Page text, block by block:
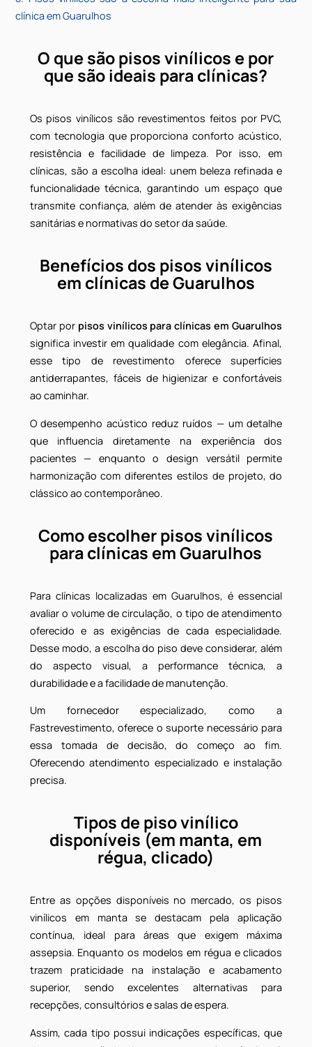
3. Como escolher pisos vinílicos para clínicas em
5. Critérios essenciais para uma escolha técnica e segura
6. Como alinhar o piso ao projeto arquitetônico da clínica
8. Pisos vinílicos são a escolha mais inteligente para
clínica em Guarulhos
O que são pisos vinílicos e por
que são ideais para clínicas?
Os pisos vinílicos são revestimentos feitos por
com tecnologia que proporciona conforto
funcionalidade técnica, garantindo um espaço
transmite confiança, além de atender às
sanitárias e normativas do setor da saúde.
Benefícios dos pisos vinílicos
em clínicas de Guarulhos
Optar porpisos vinílicos para clínicas em
esse tipo de revestimento oferece
antiderrapantes, fáceis de higienizar e
ao caminhar.
O desempenho acústico reduz ruídos — um
que influencia diretamente na experiência
pacientes — enquanto o design versátil
harmonização com diferentes estilos de projeto,
clássico ao contemporâneo.
Como escolher pisos vinílicos
para clínicas em Guarulhos
Para clínicas localizadas em Guarulhos, é
oferecido e as exigências de cada
Desse modo, a escolha do piso deve considerar,
do aspecto visual, a performance técnica,
Um fornecedor especializado, como
Fastrevestimento, oferece o suporte necessário
essa tomada de decisão, do começo ao
Oferecendo atendimento especializado e
precisa.
Tipos de piso vinílico